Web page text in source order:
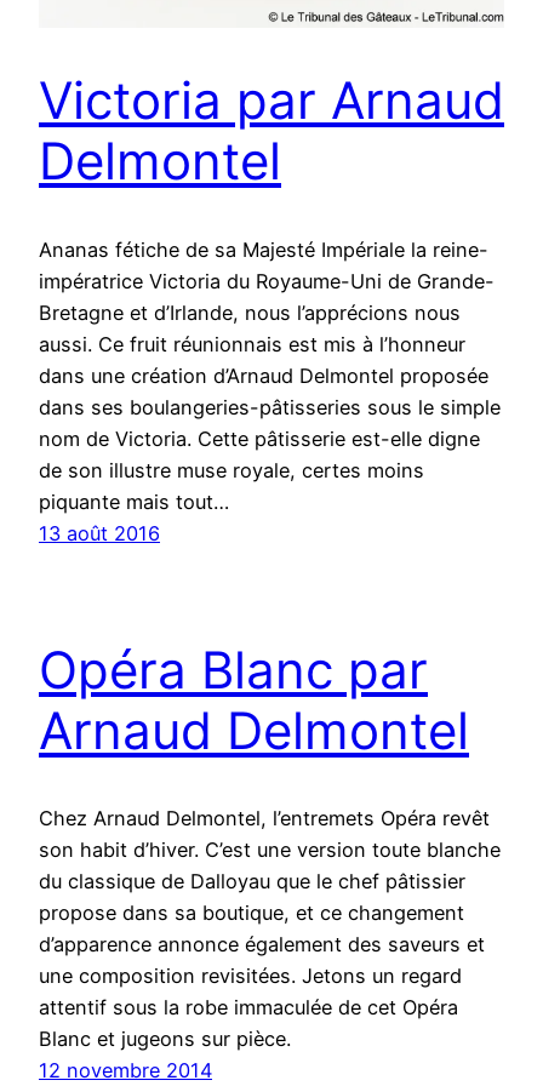
Victoria par Arnaud
Delmontel
Ananas fétiche de sa Majesté Impériale la reine-
impératrice Victoria du Royaume-Uni de Grande-
Bretagne et d’Irlande, nous l’apprécions nous
aussi. Ce fruit réunionnais est mis à l’honneur
dans une création d’Arnaud Delmontel proposée
dans ses boulangeries-pâtisseries sous le simple
nom de Victoria. Cette pâtisserie est-elle digne
de son illustre muse royale, certes moins
piquante mais tout…
13 août 2016
Opéra Blanc par
Arnaud Delmontel
Chez Arnaud Delmontel, l’entremets Opéra revêt
son habit d’hiver. C’est une version toute blanche
du classique de Dalloyau que le chef pâtissier
propose dans sa boutique, et ce changement
d’apparence annonce également des saveurs et
une composition revisitées. Jetons un regard
attentif sous la robe immaculée de cet Opéra
Blanc et jugeons sur pièce.
12 novembre 2014